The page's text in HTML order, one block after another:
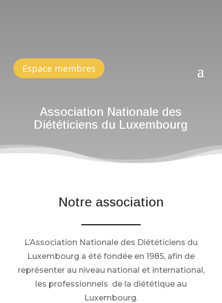
Espace membres
Association Nationale des
Diététiciens du Luxembourg
Notre association
L’Association Nationale des Diététiciens du
Luxembourg a été fondée en 1985, afin de
représenter au niveau national et international,
les professionnels de la diététique au
Luxembourg.